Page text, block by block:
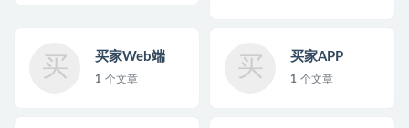
买 买家Web端
1 个文章 买 买家APP
1 个文章